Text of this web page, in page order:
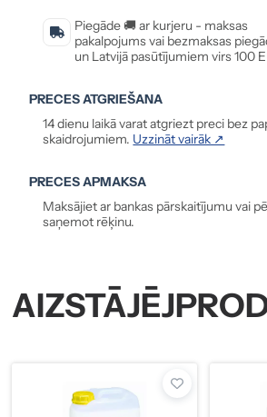
Piegāde 🚚 ar kurjeru - maksas
pakalpojums vai bezmaksas
un Latvijā pasūtījumiem virs 100
PRECES ATGRIEŠANA
14 dienu laikā varat atgriezt preci bez
skaidrojumiem. Uzzināt vairāk ↗
PRECES APMAKSA
Maksājiet ar bankas pārskaitījumu vai
saņemot rēķinu.